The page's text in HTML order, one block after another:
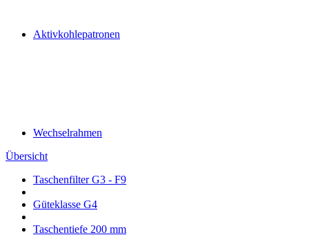
Aktivkohlepatronen
Wechselrahmen
Übersicht
Taschenfilter G3 - F9
Güteklasse G4
Taschentiefe 200 mm